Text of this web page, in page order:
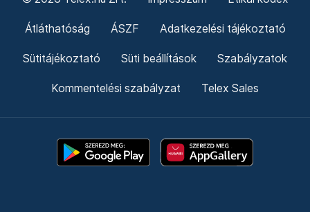
Átláthatóság ÁSZF Adatkezelési tájékoztató
Sütitájékoztató Süti beállítások Szabályzatok
Kommentelési szabályzat Telex Sales